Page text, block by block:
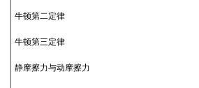
牛顿第二定律
牛顿第三定律
静摩擦力与动摩擦力